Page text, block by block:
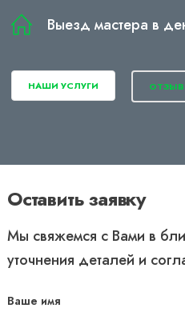
Выезд мастера в
НАШИ УСЛУГИ
Оставить заявку
Мы свяжемся с Вами в
уточнения деталей и
Ваше имя